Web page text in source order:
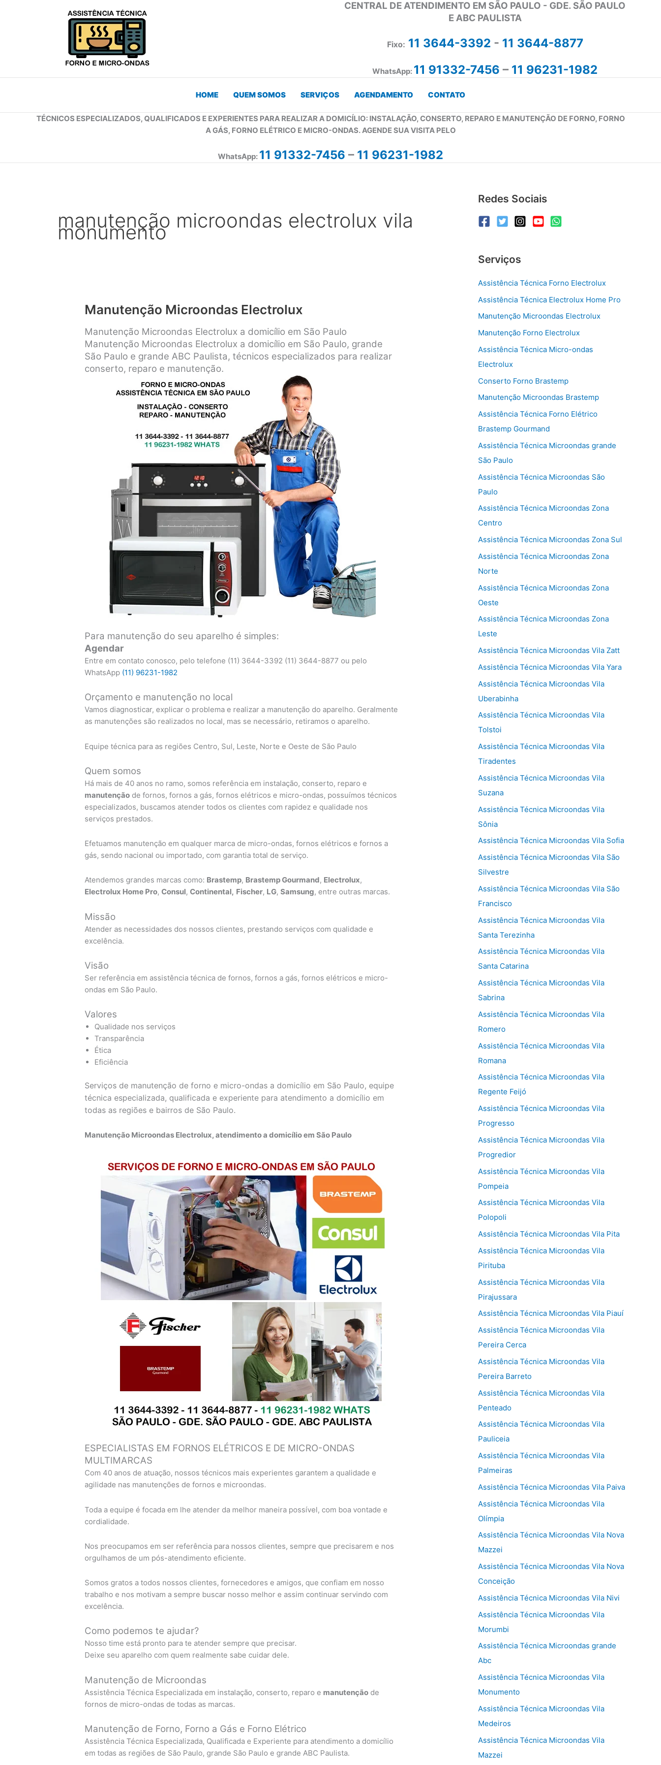
CENTRAL DE ATENDIMENTO EM SÃO PAULO - GDE. SÃO PAULO
E ABC PAULISTA
Fixo: 11 3644-3392 - 11 3644-8877
WhatsApp: 11 91332-7456 – 11 96231-1982
HOME QUEM SOMOS SERVIÇOS AGENDAMENTO CONTATO
TÉCNICOS ESPECIALIZADOS, QUALIFICADOS E EXPERIENTES PARA REALIZAR A DOMICÍLIO: INSTALAÇÃO, CONSERTO, REPARO E MANUTENÇÃO DE FORNO, FORNO
A GÁS, FORNO ELÉTRICO E MICRO-ONDAS. AGENDE SUA VISITA PELO
WhatsApp: 11 91332-7456 – 11 96231-1982
manutenção microondas electrolux vila
monumento
Manutenção Microondas Electrolux
Manutenção Microondas Electrolux a domicílio em São Paulo
Manutenção Microondas Electrolux a domicílio em São Paulo, grande
São Paulo e grande ABC Paulista, técnicos especializados para realizar
conserto, reparo e manutenção.
Para manutenção do seu aparelho é simples:
Agendar
Entre em contato conosco, pelo telefone (11) 3644-3392 (11) 3644-8877 ou pelo
WhatsApp (11) 96231-1982
Orçamento e manutenção no local
Vamos diagnosticar, explicar o problema e realizar a manutenção do aparelho. Geralmente
as manutenções são realizados no local, mas se necessário, retiramos o aparelho.
Equipe técnica para as regiões Centro, Sul, Leste, Norte e Oeste de São Paulo
Quem somos
Há mais de 40 anos no ramo, somos referência em instalação, conserto, reparo e
manutenção de fornos, fornos a gás, fornos elétricos e micro-ondas, possuímos técnicos
especializados, buscamos atender todos os clientes com rapidez e qualidade nos
serviços prestados.
Efetuamos manutenção em qualquer marca de micro-ondas, fornos elétricos e fornos a
gás, sendo nacional ou importado, com garantia total de serviço.
Atendemos grandes marcas como: Brastemp, Brastemp Gourmand, Electrolux,
Electrolux Home Pro,Consul,Continental, Fischer, LG,Samsung, entre outras marcas.
Missão
Atender as necessidades dos nossos clientes, prestando serviços com qualidade e
excelência.
Visão
Ser referência em assistência técnica de fornos, fornos a gás, fornos elétricos e micro-
ondas em São Paulo.
Valores
Qualidade nos serviços
Transparência
Ética
Eficiência
Serviços de manutenção de forno e micro-ondas a domicílio em São Paulo, equipe
técnica especializada, qualificada e experiente para atendimento a domicílio em
todas as regiões e bairros de São Paulo.
Manutenção Microondas Electrolux, atendimento a domicílio em São Paulo
ESPECIALISTAS EM FORNOS ELÉTRICOS E DE MICRO-ONDAS
MULTIMARCAS
Com 40 anos de atuação, nossos técnicos mais experientes garantem a qualidade e
agilidade nas manutenções de fornos e microondas.
Toda a equipe é focada em lhe atender da melhor maneira possível, com boa vontade e
cordialidade.
Nos preocupamos em ser referência para nossos clientes, sempre que precisarem e nos
orgulhamos de um pós-atendimento eficiente.
Somos gratos a todos nossos clientes, fornecedores e amigos, que confiam em nosso
trabalho e nos motivam a sempre buscar nosso melhor e assim continuar servindo com
excelência.
Como podemos te ajudar?
Nosso time está pronto para te atender sempre que precisar.
Deixe seu aparelho com quem realmente sabe cuidar dele.
Manutenção de Microondas
Assistência Técnica Especializada em instalação, conserto, reparo e manutenção de
fornos de micro-ondas de todas as marcas.
Manutenção de Forno, Forno a Gás e Forno Elétrico
Assistência Técnica Especializada, Qualificada e Experiente para atendimento a domicílio
em todas as regiões de São Paulo, grande São Paulo e grande ABC Paulista.
Redes Sociais
Serviços
Assistência Técnica Forno Electrolux
Assistência Técnica Electrolux Home Pro
Manutenção Microondas Electrolux
Manutenção Forno Electrolux
Assistência Técnica Micro-ondas
Electrolux
Conserto Forno Brastemp
Manutenção Microondas Brastemp
Assistência Técnica Forno Elétrico
Brastemp Gourmand
Assistência Técnica Microondas grande
São Paulo
Assistência Técnica Microondas São
Paulo
Assistência Técnica Microondas Zona
Centro
Assistência Técnica Microondas Zona Sul
Assistência Técnica Microondas Zona
Norte
Assistência Técnica Microondas Zona
Oeste
Assistência Técnica Microondas Zona
Leste
Assistência Técnica Microondas Vila Zatt
Assistência Técnica Microondas Vila Yara
Assistência Técnica Microondas Vila
Uberabinha
Assistência Técnica Microondas Vila
Tolstoi
Assistência Técnica Microondas Vila
Tiradentes
Assistência Técnica Microondas Vila
Suzana
Assistência Técnica Microondas Vila
Sônia
Assistência Técnica Microondas Vila Sofia
Assistência Técnica Microondas Vila São
Silvestre
Assistência Técnica Microondas Vila São
Francisco
Assistência Técnica Microondas Vila
Santa Terezinha
Assistência Técnica Microondas Vila
Santa Catarina
Assistência Técnica Microondas Vila
Sabrina
Assistência Técnica Microondas Vila
Romero
Assistência Técnica Microondas Vila
Romana
Assistência Técnica Microondas Vila
Regente Feijó
Assistência Técnica Microondas Vila
Progresso
Assistência Técnica Microondas Vila
Progredior
Assistência Técnica Microondas Vila
Pompeia
Assistência Técnica Microondas Vila
Polopoli
Assistência Técnica Microondas Vila Pita
Assistência Técnica Microondas Vila
Pirituba
Assistência Técnica Microondas Vila
Pirajussara
Assistência Técnica Microondas Vila Piauí
Assistência Técnica Microondas Vila
Pereira Cerca
Assistência Técnica Microondas Vila
Pereira Barreto
Assistência Técnica Microondas Vila
Penteado
Assistência Técnica Microondas Vila
Pauliceia
Assistência Técnica Microondas Vila
Palmeiras
Assistência Técnica Microondas Vila Paiva
Assistência Técnica Microondas Vila
Olímpia
Assistência Técnica Microondas Vila Nova
Mazzei
Assistência Técnica Microondas Vila Nova
Conceição
Assistência Técnica Microondas Vila Nivi
Assistência Técnica Microondas Vila
Morumbi
Assistência Técnica Microondas grande
Abc
Assistência Técnica Microondas Vila
Monumento
Assistência Técnica Microondas Vila
Medeiros
Assistência Técnica Microondas Vila
Mazzei